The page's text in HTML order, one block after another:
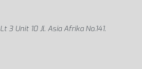
3 Unit 10 Jl. Asia Afrika No.141.